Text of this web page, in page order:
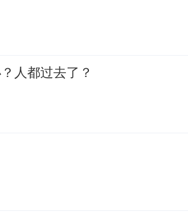
人都过去了？